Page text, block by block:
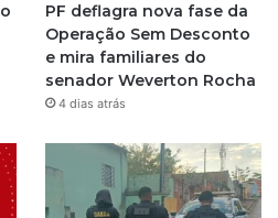
r
m
PF deflagra nova fase da
Operação Sem Desconto
e mira familiares do
senador Weverton Rocha
4 dias atrás